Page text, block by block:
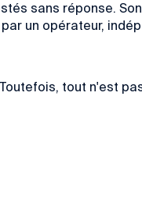
sans réponse.
un opérateur,
tout n'est